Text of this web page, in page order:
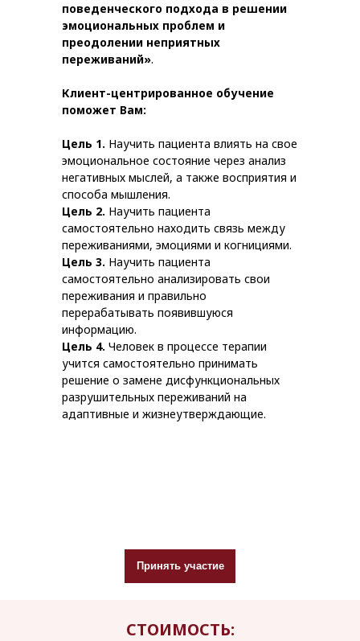
поведенческого подхода в решении
эмоциональных проблем и
преодолении неприятных
переживаний».
Клиент-центрированное обучение
поможет Вам:
Цель 1. Научить пациента влиять на свое
эмоциональное состояние через анализ
негативных мыслей, а также восприятия и
способа мышления.
Цель 2. Научить пациента
самостоятельно находить связь между
переживаниями, эмоциями и когнициями.
Цель 3. Научить пациента
самостоятельно анализировать свои
переживания и правильно
перерабатывать появившуюся
информацию.
Цель 4. Человек в процессе терапии
учится самостоятельно принимать
решение о замене дисфункциональных
разрушительных переживаний на
адаптивные и жизнеутверждающие.
Принять участие
СТОИМОСТЬ: